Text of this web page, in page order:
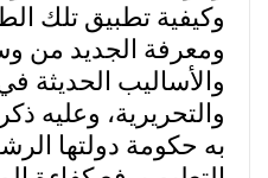
وكيفية تطبيق تلك
ومعرفة الجديد من
والأساليب الحديثة
والتحريرية، وعليه
به حكومة دولتها